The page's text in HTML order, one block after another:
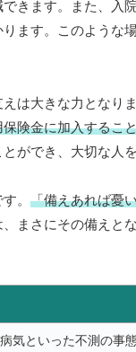
きます。また、
ます。このような場
は大きな力とな
険金に加入するこ
ができ、大切な人
。 「備えあれば憂
まさにその備え
気といった不測の事